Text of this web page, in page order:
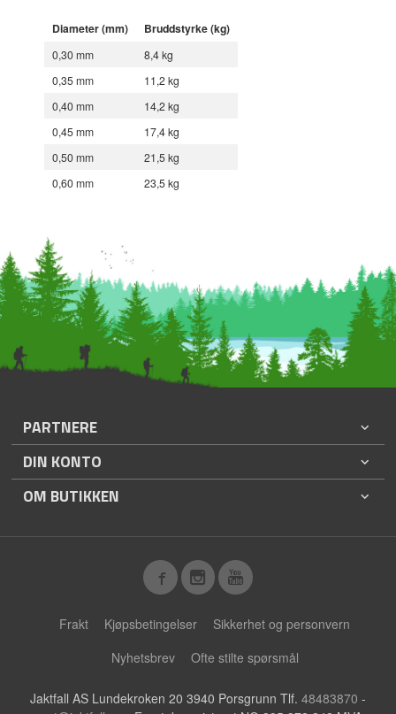
Diameter (mm) Bruddstyrke (kg)
0,30 mm
8,4 kg
0,35 mm
11,2 kg
0,40 mm
14,2 kg
0,45 mm
17,4 kg
0,50 mm
21,5 kg
0,60 mm
23,5 kg
PARTNERE
DIN KONTO
OM BUTIKKEN
Frakt Kjøpsbetingelser
Sikkerhet og personvern
Nyhetsbrev
Ofte stilte spørsmål
Jaktfall AS Lundekroken 20 3940 Porsgrunn Tlf. 48483870 -